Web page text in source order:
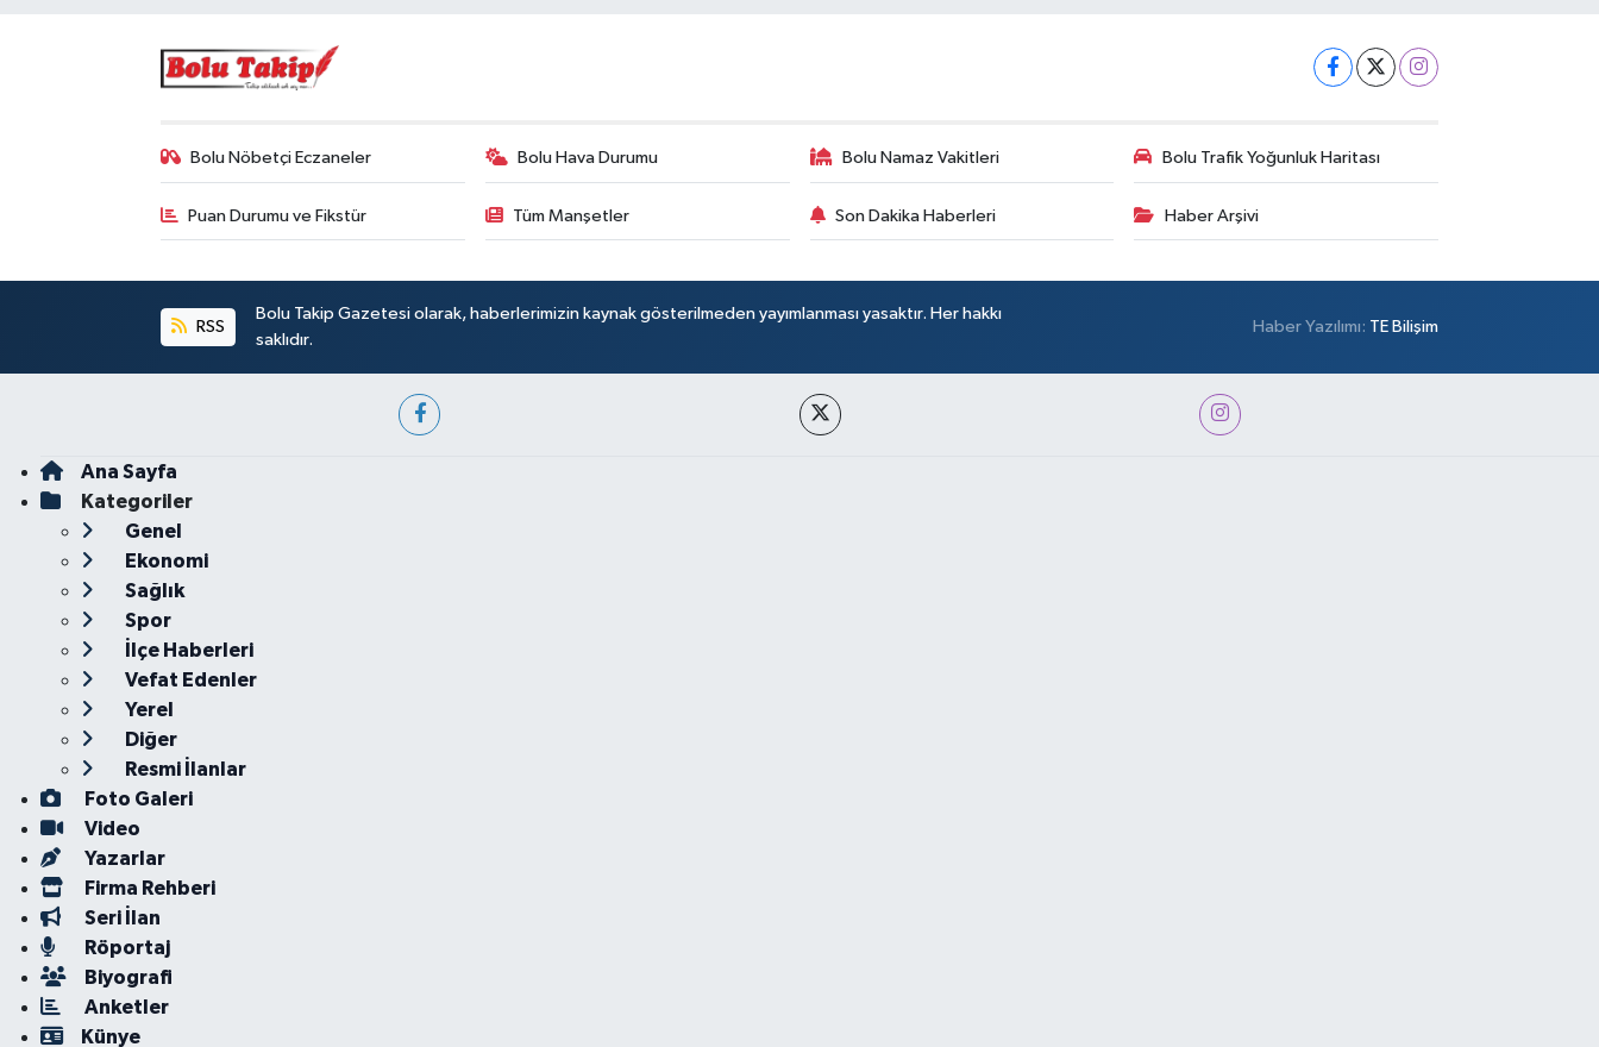
Bolu Nöbetçi Eczaneler Bolu Hava Durumu Bolu Namaz Vakitleri Bolu Trafik Yoğunluk Haritası
Puan Durumu ve Fikstür Tüm Manşetler Son Dakika Haberleri Haber Arşivi
RSS
Bolu Takip Gazetesi olarak, haberlerimizin kaynak gösterilmeden yayımlanması yasaktır. Her hakkı
saklıdır.
Haber Yazılımı: TE Bilişim
Ana Sayfa
Kategoriler
Genel
Ekonomi
Sağlık
Spor
İlçe Haberleri
Vefat Edenler
Yerel
Diğer
Resmi İlanlar
Foto Galeri
Video
Yazarlar
Firma Rehberi
Seri İlan
Röportaj
Biyografi
Anketler
Künye